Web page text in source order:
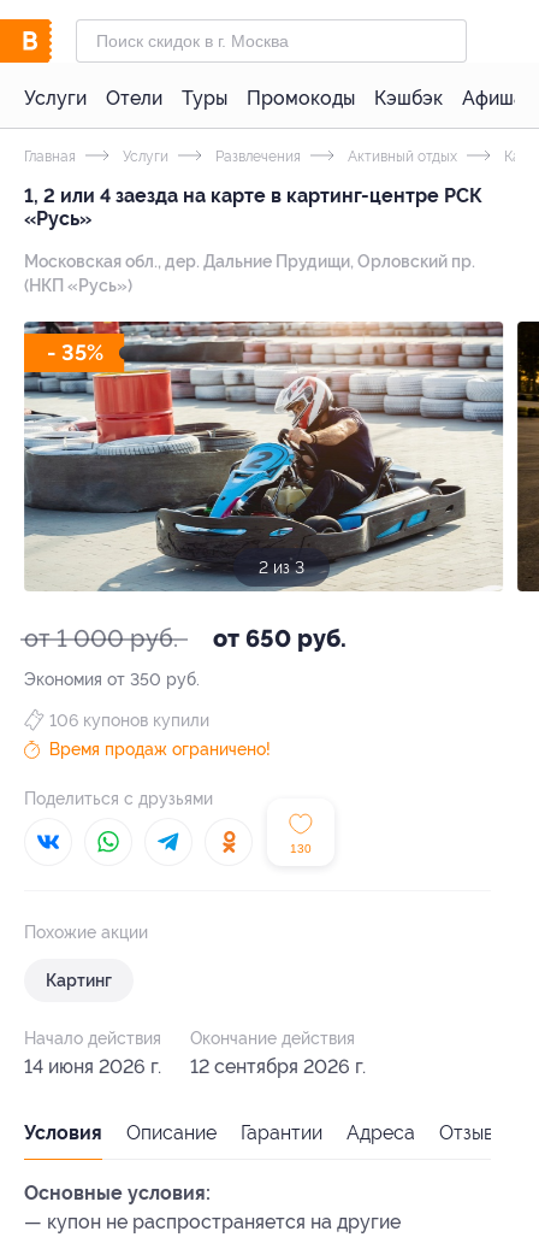
Услуги Отели Туры Промокоды Кэшбэк Афиша
Главная Услуги Развлечения Активный отдых
1, 2 или 4 заезда на карте в картинг-центре РСК
«Русь»
Московская обл., дер. Дальние Прудищи, Орловский пр.
(НКП «Русь»)
- 35%
3 из 3
от 1 000 руб. от 650 руб.
Экономия от 350 руб.
130
106 купонов купили
Время продаж ограничено!
Поделиться с друзьями
Похожие акции
Картинг
Начало действия
14 июня 2026 г.
Окончание действия
12 сентября 2026 г.
Условия Описание Гарантии Адреса Отзывы
Основные условия:
— купон не распространяется на другие